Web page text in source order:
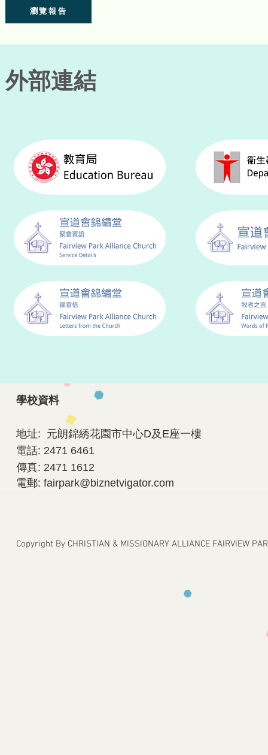
瀏覽報告
外部連結
學校資料
地址: 元朗錦綉花園市中心D及E座一樓
電話: 2471 6461
傳真: 2471 1612
電郵: fairpark@biznetvigator.com
Copyright By CHRISTIAN & MISSIONARY ALLIANCE FAIRVIEW